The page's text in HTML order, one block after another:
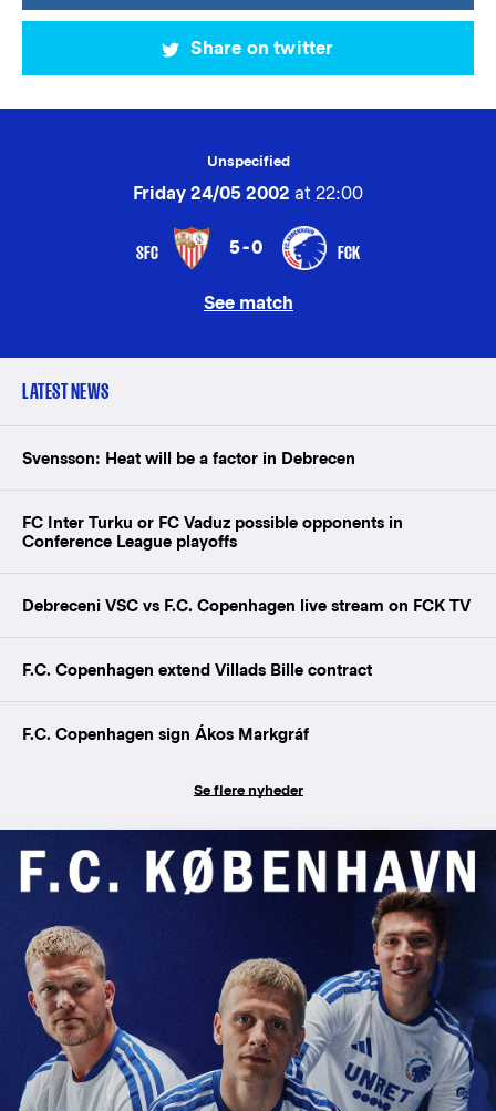
Share on twitter
Unspecified
Friday 24/05 2002 at 22:00
SFC 5-0 FCK
See match
LATEST NEWS
Svensson: Heat will be a factor in Debrecen
FC Inter Turku or FC Vaduz possible opponents in
Conference League playoffs
Debreceni VSC vs F.C. Copenhagen live stream on FCK TV
F.C. Copenhagen extend Villads Bille contract
F.C. Copenhagen sign Ákos Markgráf
Se flere nyheder